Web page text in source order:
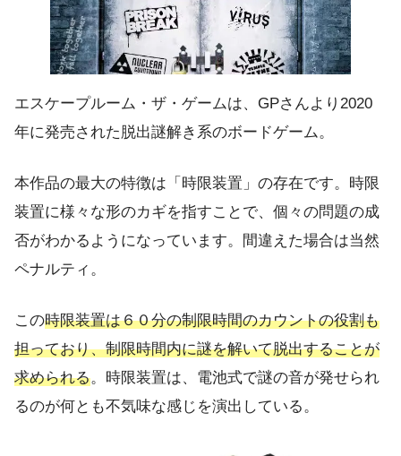
エスケープルーム・ザ・ゲームは、GPさんより2020
年に発売された脱出謎解き系のボードゲーム。
本作品の最大の特徴は 「時限装置」 の存在です。時限
装置に様々な形のカギを指すことで、個々の問題の成
否がわかるようになっています。間違えた場合は当然
ペナルティ。
この時限装置は６０分の制限時間のカウントの役割も
担っており、制限時間内に謎を解いて脱出することが
求められる。時限装置は、電池式で謎の音が発せられ
るのが何とも不気味な感じを演出している。